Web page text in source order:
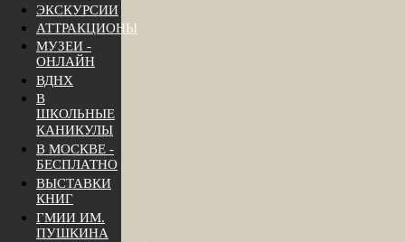
ЭКСКУРСИИ
АТТРАКЦИОНЫ
МУЗЕИ -
ОНЛАЙН
ВДНХ
В
ШКОЛЬНЫЕ
КАНИКУЛЫ
В МОСКВЕ -
БЕСПЛАТНО
ВЫСТАВКИ
КНИГ
ГМИИ ИМ.
ПУШКИНА